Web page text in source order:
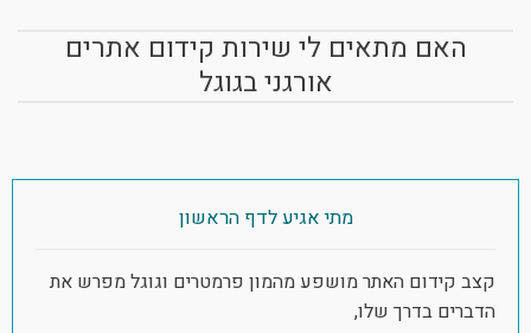
האם מתאים לי שירות קידום אתרים
אורגני בגוגל
מתי אגיע לדף הראשון
קצב קידום האתר מושפע מהמון פרמטרים וגוגל מפרש את
הדברים בדרך שלו,